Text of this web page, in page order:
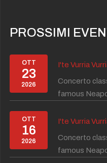
PROSSIMI
OTT
23
2026
I'te Vurria
Concerto
famous
OTT
16
2026
I'te Vurria
Concerto
famous